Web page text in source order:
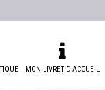
MON LIVRET D'ACCUEIL